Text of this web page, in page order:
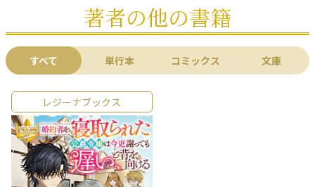
著者の他の書籍
すべて 単行本 コミックス 文庫
レジーナブックス